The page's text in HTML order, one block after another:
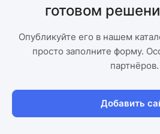
готовом
Опубликуйте его в нашем
просто заполните форму.
партнёров.
Добавить